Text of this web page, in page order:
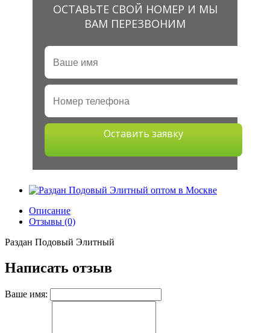
ОСТАВЬТЕ СВОЙ НОМЕР И МЫ
ВАМ ПЕРЕЗВОНИМ
Оставить заявку
Описание
Отзывы (0)
Раздан Подовый Элитный
Написать отзыв
Ваше имя: